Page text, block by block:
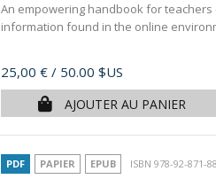
An empowering handbook for
information found in the online
Prix
25,00 € / 50.00 $US
AJOUTER AU PANIER
PDF PAPIER EPUB ISBN 978-92-871-